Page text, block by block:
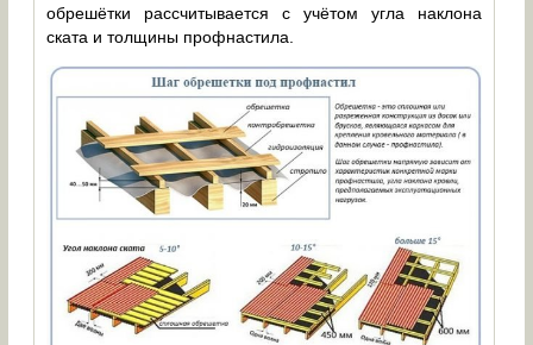
обрешётки рассчитывается с учётом угла наклона
ската и толщины профнастила.